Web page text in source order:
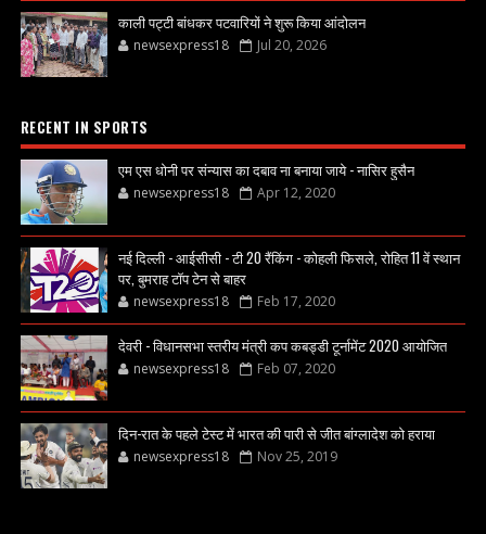
काली पट्टी बांधकर पटवारियों ने शुरू किया आंदोलन
newsexpress18 Jul 20, 2026
RECENT IN SPORTS
एम एस धोनी पर संन्यास का दबाव ना बनाया जाये - नासिर हुसैन
newsexpress18 Apr 12, 2020
नई दिल्ली - आईसीसी - टी 20 रैंकिंग - कोहली फिसले, रोहित 11 वें स्थान
पर, बुमराह टॉप टेन से बाहर
newsexpress18 Feb 17, 2020
देवरी - विधानसभा स्तरीय मंत्री कप कबड्डी टूर्नामेंट 2020 आयोजित
newsexpress18 Feb 07, 2020
दिन-रात के पहले टेस्ट में भारत की पारी से जीत बांग्लादेश को हराया
newsexpress18 Nov 25, 2019